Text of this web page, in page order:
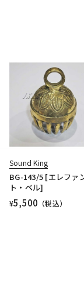
Sound King
BG-143/5 [エレファ
ト・ベル]
¥5,500 （税込）